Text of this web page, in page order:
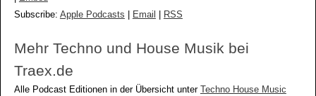
Subscribe: Apple Podcasts Email RSS
Mehr Techno und House Musik bei
Traex.de
Alle Podcast Editionen in der Übersicht unter
Techno House Music